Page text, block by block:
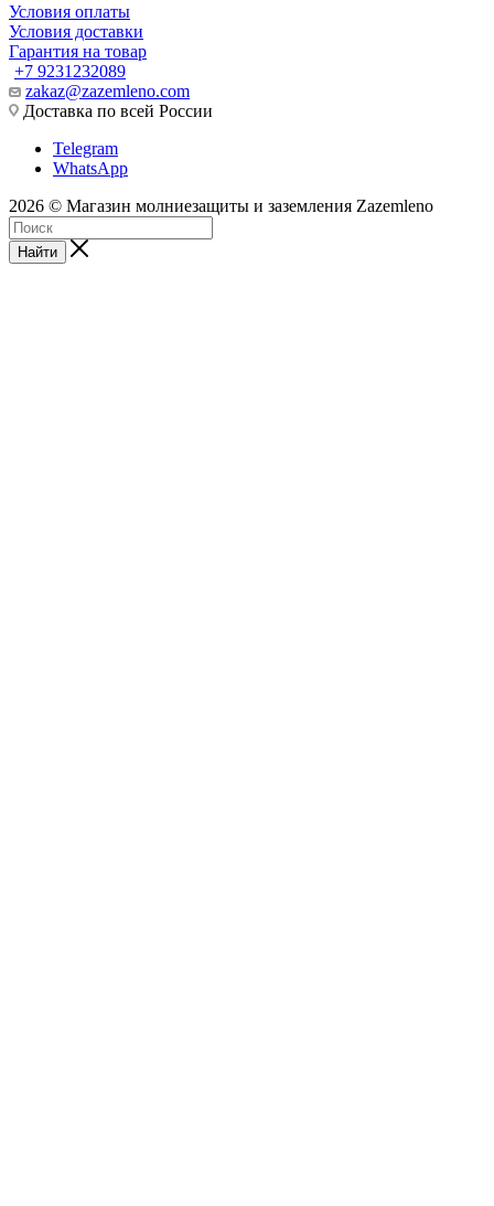
Условия оплаты
Условия доставки
Гарантия на товар
+7 9231232089
zakaz@zazemleno.com
Доставка по всей России
Telegram
WhatsApp
2026 © Магазин молниезащиты и заземления Zazemleno
Найти